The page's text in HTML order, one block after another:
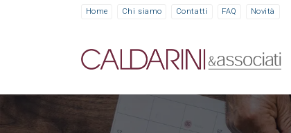
Home Chi siamo Contatti FAQ Novità